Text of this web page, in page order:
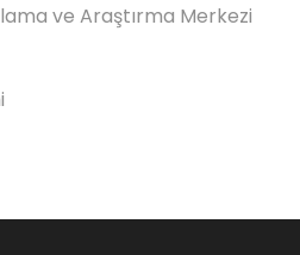
ve Araştırma Merkezi